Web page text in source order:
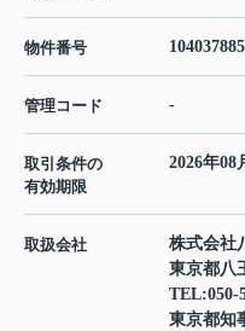
物件番号 104037885
管理コード -
取引条件の
有効期限
2026年08
取扱会社
株式会社
東京都八
TEL:050-
東京都知